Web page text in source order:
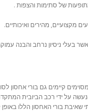
של סתימות והצפות .
מקצועיים, מהירים ואיכותיים.
בעלי ניסיון נרחב והבנה
קיימים גם בורי אחסון
על ידי רכב הביובית
בורי האחסון הללו